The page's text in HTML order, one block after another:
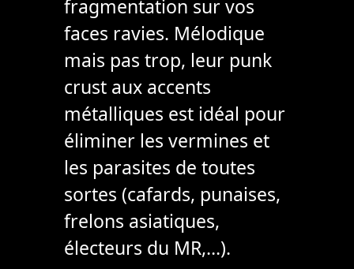
fragmentation sur vos
faces ravies. Mélodique
mais pas trop, leur punk
crust aux accents
métalliques est idéal pour
éliminer les vermines et
les parasites de toutes
sortes (cafards, punaises,
frelons asiatiques,
électeurs du MR,…).